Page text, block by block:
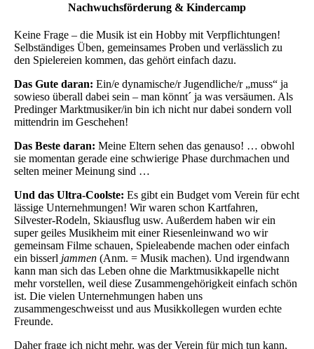
Nachwuchsförderung & Kindercamp
Keine Frage – die Musik ist ein Hobby mit Verpflichtungen!
Selbständiges Üben, gemeinsames Proben und verlässlich zu
den Spielereien kommen, das gehört einfach dazu.
Das Gute daran: Ein/e dynamische/r Jugendliche/r „muss“ ja
sowieso überall dabei sein – man könnt´ ja was versäumen. Als
Predinger Marktmusiker/in bin ich nicht nur dabei sondern voll
mittendrin im Geschehen!
Das Beste daran: Meine Eltern sehen das genauso! … obwohl
sie momentan gerade eine schwierige Phase durchmachen und
selten meiner Meinung sind …
Und das Ultra-Coolste: Es gibt ein Budget vom Verein für echt
lässige Unternehmungen! Wir waren schon Kartfahren,
Silvester-Rodeln, Skiausflug usw. Außerdem haben wir ein
super geiles Musikheim mit einer Riesenleinwand wo wir
gemeinsam Filme schauen, Spieleabende machen oder einfach
ein bisserl jammen (Anm. = Musik machen). Und irgendwann
kann man sich das Leben ohne die Marktmusikkapelle nicht
mehr vorstellen, weil diese Zusammengehörigkeit einfach schön
ist. Die vielen Unternehmungen haben uns
zusammengeschweisst und aus Musikkollegen wurden echte
Freunde.
Daher frage ich nicht mehr, was der Verein für mich tun kann,